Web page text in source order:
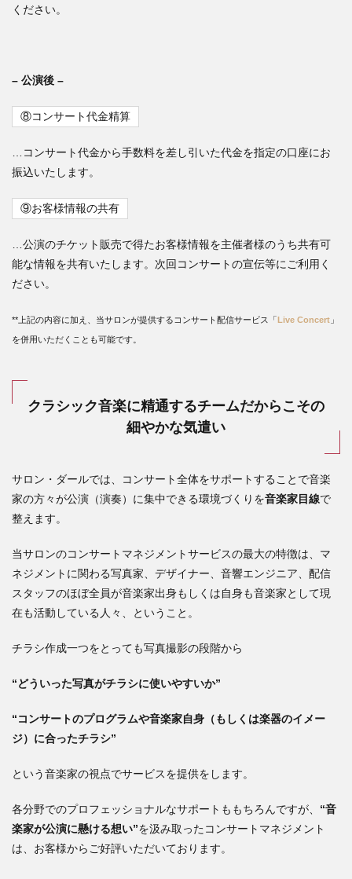
ください。
– 公演後 –
⑧コンサート代金精算
…コンサート代金から手数料を差し引いた代金を指定の口座にお
振込いたします。
⑨お客様情報の共有
…公演のチケット販売で得たお客様情報を主催者様のうち共有可
能な情報を共有いたします。次回コンサートの宣伝等にご利用く
ださい。
**上記の内容に加え、当サロンが提供するコンサート配信サービス「Live Concert 」
を併用いただくことも可能です。
クラシック音楽に精通するチームだからこその
細やかな気遣い
サロン・ダールでは、コンサート全体をサポートすることで音楽
家の方々が公演（演奏）に集中できる環境づくりを音楽家目線で
整えます。
当サロンのコンサートマネジメントサービスの最大の特徴は、マ
ネジメントに関わる写真家、デザイナー、音響エンジニア、配信
スタッフのほぼ全員が音楽家出身もしくは自身も音楽家として現
在も活動している人々、ということ。
チラシ作成一つをとっても写真撮影の段階から
“どういった写真がチラシに使いやすいか”
“コンサートのプログラムや音楽家自身（もしくは楽器のイメー
ジ）に合ったチラシ”
という音楽家の視点でサービスを提供をします。
各分野でのプロフェッショナルなサポートももちろんですが、 “音
楽家が公演に懸ける想い”を汲み取ったコンサートマネジメント
は、お客様からご好評いただいております。